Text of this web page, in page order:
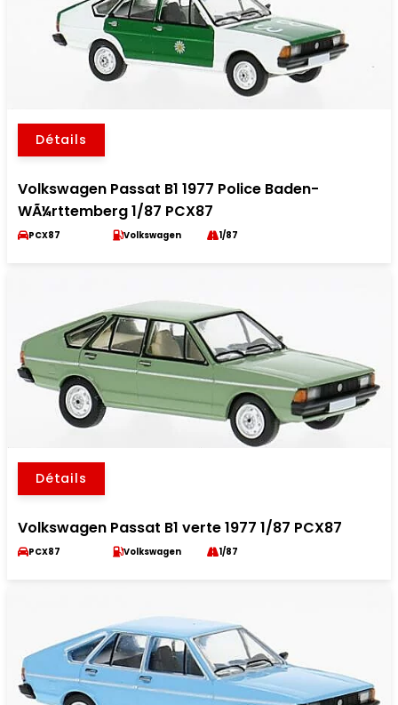
Détails
Volkswagen Passat B1 1977 Police Baden-
WÃ¼rttemberg 1/87 PCX87
PCX87 Volkswagen 1/87
Détails
Volkswagen Passat B1 verte 1977 1/87 PCX87
PCX87 Volkswagen 1/87